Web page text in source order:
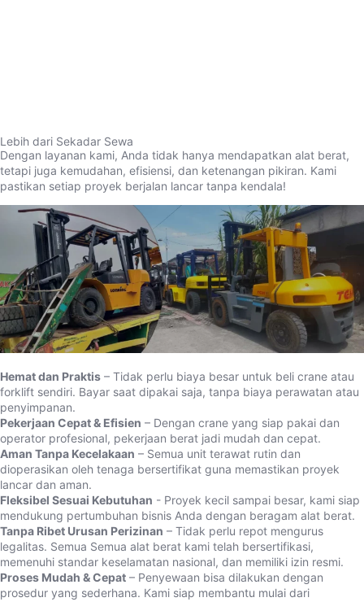
Lebih dari Sekadar Sewa
Dengan layanan kami, Anda tidak hanya mendapatkan alat berat,
tetapi juga kemudahan, efisiensi, dan ketenangan pikiran. Kami
pastikan setiap proyek berjalan lancar tanpa kendala!
Hemat dan Praktis – Tidak perlu biaya besar untuk beli crane atau
forklift sendiri. Bayar saat dipakai saja, tanpa biaya perawatan atau
penyimpanan.
Pekerjaan Cepat & Efisien – Dengan crane yang siap pakai dan
operator profesional, pekerjaan berat jadi mudah dan cepat.
Aman Tanpa Kecelakaan – Semua unit terawat rutin dan
dioperasikan oleh tenaga bersertifikat guna memastikan proyek
lancar dan aman.
Fleksibel Sesuai Kebutuhan - Proyek kecil sampai besar, kami siap
mendukung pertumbuhan bisnis Anda dengan beragam alat berat.
Tanpa Ribet Urusan Perizinan – Tidak perlu repot mengurus
legalitas. Semua Semua alat berat kami telah bersertifikasi,
memenuhi standar keselamatan nasional, dan memiliki izin resmi.
Proses Mudah & Cepat – Penyewaan bisa dilakukan dengan
prosedur yang sederhana. Kami siap membantu mulai dari